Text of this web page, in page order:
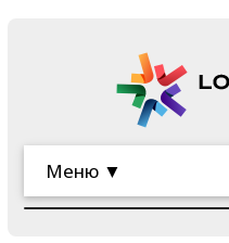
Меню ▼